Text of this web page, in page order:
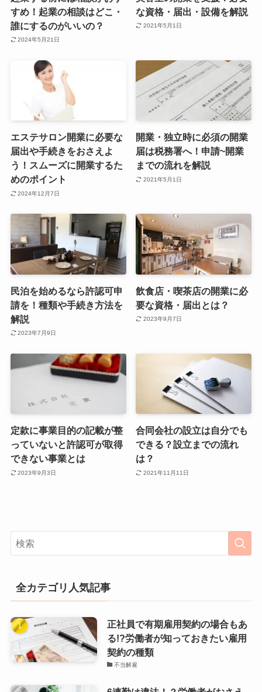
すめ！起業の相談はどこ・
誰にするのがいいの？
2024年5月21日
な資格・届出・設備を解説
2021年5月1日
エステサロン開業に必要な
届出や手続きをおさえよ
う！スムーズに開業するた
めのポイント
2024年12月7日
開業・独立時に必須の開業
届は税務署へ！申請~開業
までの流れを解説
2021年5月1日
民泊を始めるなら許認可申
請を！種類や手続き方法を
解説
2023年7月9日
飲食店・喫茶店の開業に必
要な資格・届出とは？
2023年9月7日
定款に事業目的の記載が整
っていないと許認可が取得
できない事業とは
2023年9月3日
合同会社の設立は自分でも
できる？設立までの流れ
は？
2021年11月11日
全カテゴリ人気記事
正社員で有期雇用契約の場合もあ
る!?労働者が知っておきたい雇用
契約の種類
不当解雇